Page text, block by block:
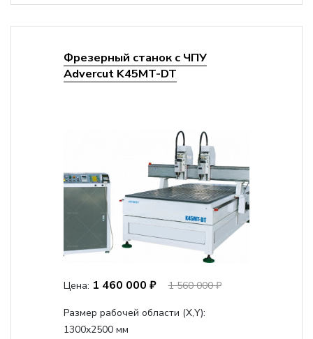
Фрезерный станок с ЧПУ
Advercut K45MT-DT
Цена: 1 460 000 ₽ 1 560 000 ₽
Размер рабочей области (Х,Y):
1300x2500 мм